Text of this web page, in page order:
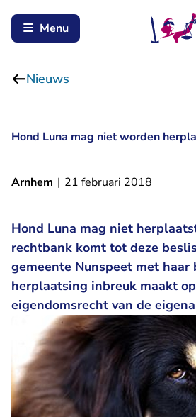
Menu
Nieuws
Hond Luna mag niet worden
Arnhem | 21 februari 2018
Hond Luna mag niet
rechtbank komt tot deze
gemeente Nunspeet met
herplaatsing inbreuk maakt
eigendomsrecht van de